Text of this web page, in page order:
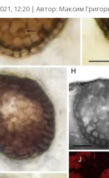
12:20 | Автор: Максим